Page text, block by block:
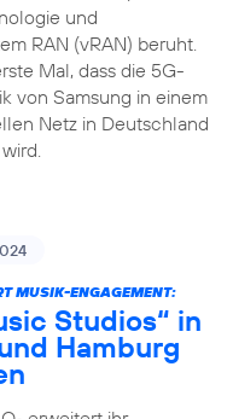
und
RAN (vRAN) beruht.
Mal, dass die 5G-
von Samsung in einem
Netz in Deutschland
MUSIK-ENGAGEMENT:
Studios“ in
Hamburg